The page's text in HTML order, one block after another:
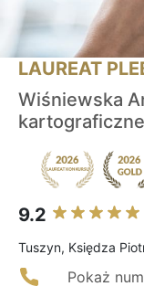
LAUREAT
Wiśniewska
kartograficzne
9.2
Tuszyn, Księdza
Pokaż